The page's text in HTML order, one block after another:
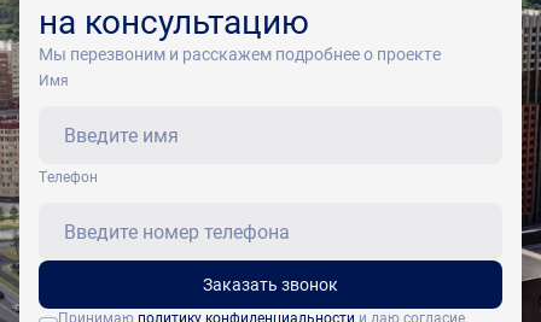
на консультацию
Мы перезвоним и расскажем подробнее о проекте
Имя
Tелефон
Заказать звонок
Принимаю политику конфиденциальности и даю согласие